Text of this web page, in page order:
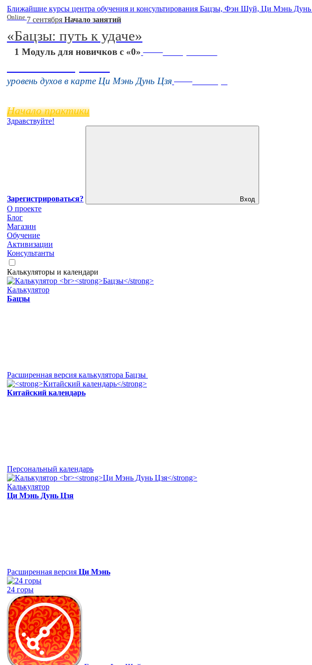
Ближайшие курсы центра обучения и консультирования Бацзы, Фэн Шуй, Ци Мэнь
Online 7 сентября Начало занятий
«Бацзы: путь к удаче»
1 Модуль для новичков с «0» 16 августа 11:00
уровень духов в карте Ци Мэнь Дунь Цзя
Начало практики
Здравствуйте!
Зарегистрироваться? Вход
О проекте
Блог
Магазин
Обучение
Активизации
Консультанты
Калькуляторы и календари
Калькулятор
Бацзы
Расширенная версия калькулятора Бацзы
Китайский календарь
Персональный календарь
Калькулятор
Ци Мэнь Дунь Цзя
Расширенная версия Ци Мэнь
24 горы